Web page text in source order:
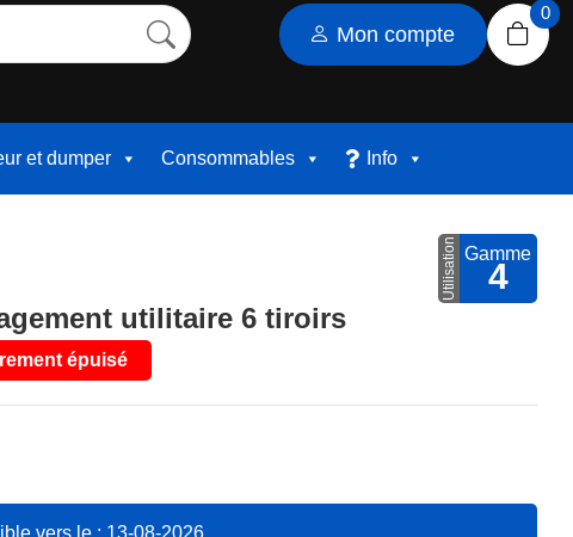
Mon compte
0
et dumper Consommables Info
utilitaire 6 tiroirs
épuisé
Utilisation Gamme
4
vers le : 13-08-2026